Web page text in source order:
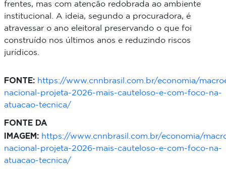
frentes, mas com atenção redobrada ao ambiente
institucional. A ideia, segundo a procuradora, é
atravessar o ano eleitoral preservando o que foi
construído nos últimos anos e reduzindo riscos
jurídicos.
FONTE: https://www.cnnbrasil.com.br/economia/
nacional-projeta-2026-mais-cauteloso-e-com-foco-na-
atuacao-tecnica/
FONTE DA
IMAGEM: https://www.cnnbrasil.com.br/economia/
nacional-projeta-2026-mais-cauteloso-e-com-foco-na-
atuacao-tecnica/